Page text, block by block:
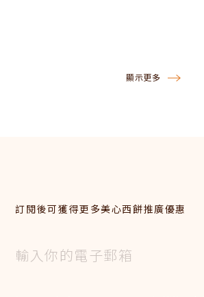
顯示更多
訂閱後可獲得更多美心西餅推廣優惠